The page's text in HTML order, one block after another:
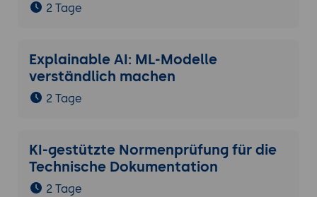
2 Tage
Explainable AI: ML-Modelle
verständlich machen
2 Tage
KI-gestützte Normenprüfung für die
Technische Dokumentation
2 Tage